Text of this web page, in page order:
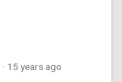
· 15 years ago